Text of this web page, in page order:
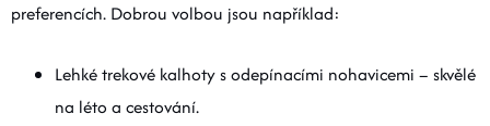
preferencích. Dobrou volbou jsou například:
Lehké trekové kalhoty s odepínacími nohavicemi – skvělé
na léto a cestování.